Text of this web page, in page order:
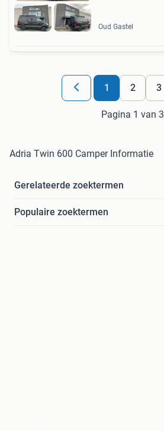
Oud Gastel
1 2 3
Pagina 1 van 3
Adria Twin 600 Camper Informatie
Gerelateerde zoektermen
Populaire zoektermen